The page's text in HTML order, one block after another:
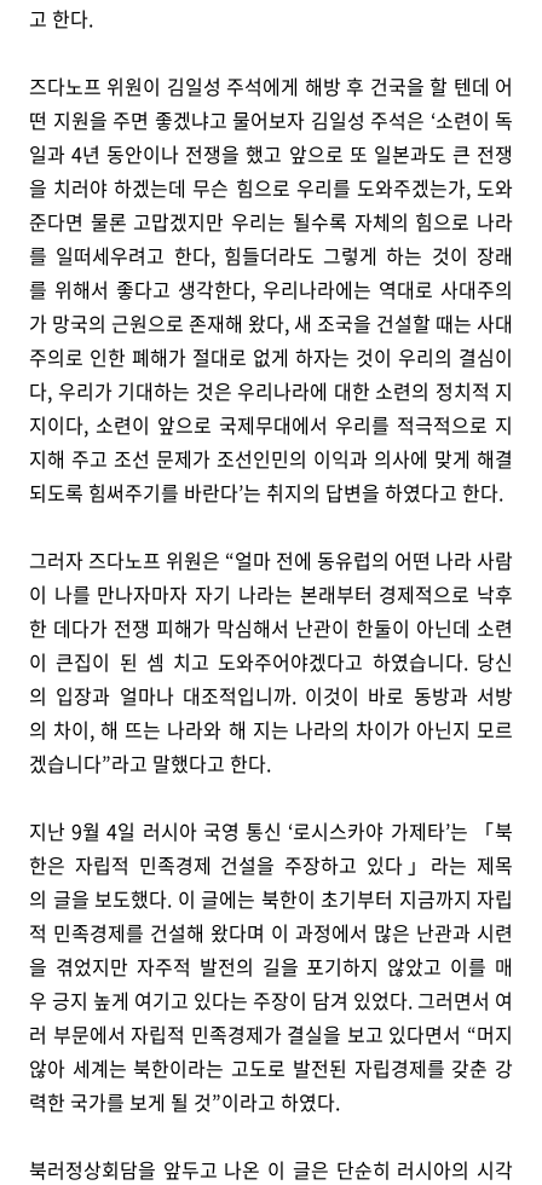
고 한다.
즈다노프 위원이 김일성 주석에게 해방 후 건국을 할 텐데 어
떤 지원을 주면 좋겠냐고 물어보자 김일성 주석은 ‘소련이 독
일과 4년 동안이나 전쟁을 했고 앞으로 또 일본과도 큰 전쟁
을 치러야 하겠는데 무슨 힘으로 우리를 도와주겠는가, 도와
준다면 물론 고맙겠지만 우리는 될수록 자체의 힘으로 나라
를 일떠세우려고 한다, 힘들더라도 그렇게 하는 것이 장래
를 위해서 좋다고 생각한다, 우리나라에는 역대로 사대주의
가 망국의 근원으로 존재해 왔다, 새 조국을 건설할 때는 사대
주의로 인한 폐해가 절대로 없게 하자는 것이 우리의 결심이
다, 우리가 기대하는 것은 우리나라에 대한 소련의 정치적 지
지이다, 소련이 앞으로 국제무대에서 우리를 적극적으로 지
지해 주고 조선 문제가 조선인민의 이익과 의사에 맞게 해결
되도록 힘써주기를 바란다’는 취지의 답변을 하였다고 한다.
그러자 즈다노프 위원은 “얼마 전에 동유럽의 어떤 나라 사람
이 나를 만나자마자 자기 나라는 본래부터 경제적으로 낙후
한 데다가 전쟁 피해가 막심해서 난관이 한둘이 아닌데 소련
이 큰집이 된 셈 치고 도와주어야겠다고 하였습니다. 당신
의 입장과 얼마나 대조적입니까. 이것이 바로 동방과 서방
의 차이, 해 뜨는 나라와 해 지는 나라의 차이가 아닌지 모르
겠습니다”라고 말했다고 한다.
지난 9월 4일 러시아 국영 통신 ‘로시스카야 가제타’는 「북
한은 자립적 민족경제 건설을 주장하고 있다」라는 제목
의 글을 보도했다. 이 글에는 북한이 초기부터 지금까지 자립
적 민족경제를 건설해 왔다며 이 과정에서 많은 난관과 시련
을 겪었지만 자주적 발전의 길을 포기하지 않았고 이를 매
우 긍지 높게 여기고 있다는 주장이 담겨 있었다. 그러면서 여
러 부문에서 자립적 민족경제가 결실을 보고 있다면서 “머지
않아 세계는 북한이라는 고도로 발전된 자립경제를 갖춘 강
력한 국가를 보게 될 것”이라고 하였다.
북러정상회담을 앞두고 나온 이 글은 단순히 러시아의 시각